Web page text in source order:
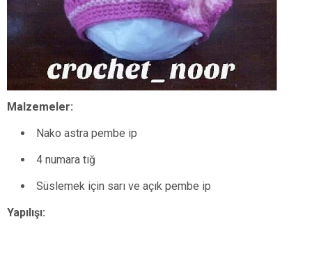
Malzemeler:
Nako astra pembe ip
4 numara tığ
Süslemek için sarı ve açık pembe ip
Yapılışı: